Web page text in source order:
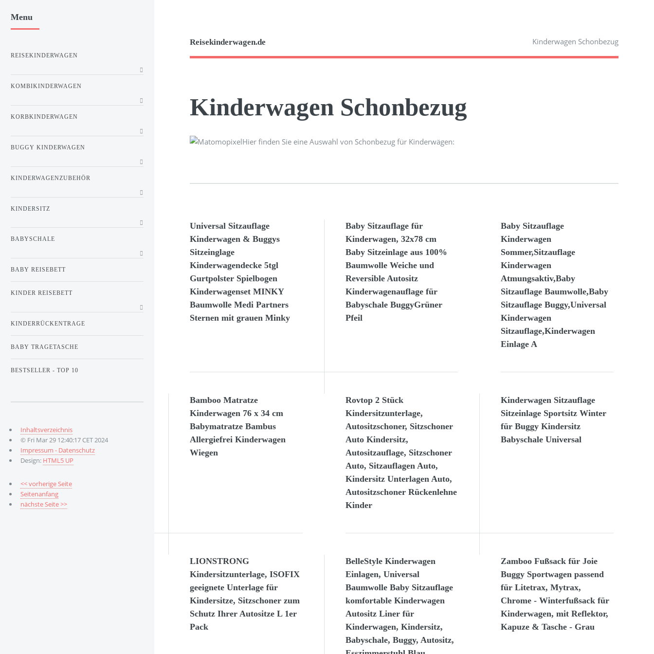
Reisekinderwagen.de Kinderwagen Schonbezug
Kinderwagen Schonbezug
Hier finden Sie eine Auswahl von Schonbezug für Kinderwägen:
Universal Sitzauflage
Kinderwagen & Buggys
Sitzeinglage
Kinderwagendecke 5tgl
Gurtpolster Spielbogen
Kinderwagenset MINKY
Baumwolle Medi Partners
Sternen mit grauen Minky
Baby Sitzauflage für
Kinderwagen, 32x78 cm
Baby Sitzeinlage aus 100%
Baumwolle Weiche und
Reversible Autositz
Kinderwagenauflage für
Babyschale BuggyGrüner
Pfeil
Baby Sitzauflage
Kinderwagen
Sommer,Sitzauflage
Kinderwagen
Atmungsaktiv,Baby
Sitzauflage Baumwolle,Baby
Sitzauflage Buggy,Universal
Kinderwagen
Sitzauflage,Kinderwagen
Einlage A
Bamboo Matratze
Kinderwagen 76 x 34 cm
Babymatratze Bambus
Allergiefrei Kinderwagen
Wiegen
Rovtop 2 Stück
Kindersitzunterlage,
Autositzschoner, Sitzschoner
Auto Kindersitz,
Autositzauflage, Sitzschoner
Auto, Sitzauflagen Auto,
Kindersitz Unterlagen Auto,
Autositzschoner Rückenlehne
Kinder
Kinderwagen Sitzauflage
Sitzeinlage Sportsitz Winter
für Buggy Kindersitz
Babyschale Universal
LIONSTRONG
Kindersitzunterlage, ISOFIX
geeignete Unterlage für
Kindersitze, Sitzschoner zum
Schutz Ihrer Autositze L 1er
Pack
BelleStyle Kinderwagen
Einlagen, Universal
Baumwolle Baby Sitzauflage
komfortable Kinderwagen
Autositz Liner für
Kinderwagen, Kindersitz,
Babyschale, Buggy, Autositz,
Zamboo Fußsack für Joie
Buggy Sportwagen passend
für Litetrax, Mytrax,
Chrome - Winterfußsack für
Kinderwagen, mit Reflektor,
Kapuze & Tasche - Grau
Menu
REISEKINDERWAGEN
KOMBIKINDERWAGEN
KORBKINDERWAGEN
BUGGY KINDERWAGEN
KINDERWAGENZUBEHÖR
KINDERSITZ
BABYSCHALE
BABY REISEBETT
KINDER REISEBETT
KINDERRÜCKENTRAGE
BABY TRAGETASCHE
BESTSELLER - TOP 10
Inhaltsverzeichnis
© Fri Mar 29 12:40:17 CET 2024
Impressum - Datenschutz
Design: HTML5 UP
<< vorherige Seite
Seitenanfang
nächste Seite >>